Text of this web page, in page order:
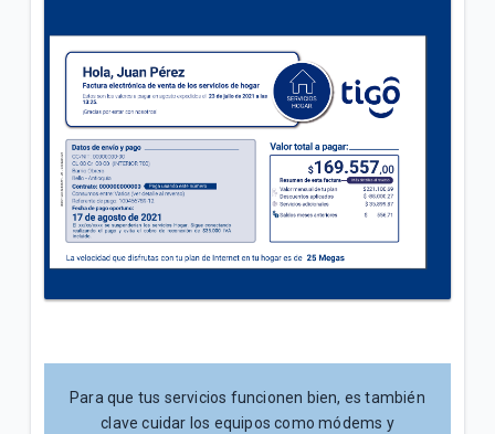
Para que tus servicios funcionen bien, es también
clave cuidar los equipos como módems y